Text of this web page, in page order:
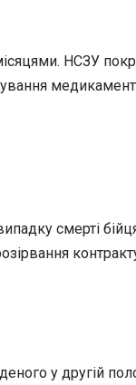
НСЗУ
смерті
у другій